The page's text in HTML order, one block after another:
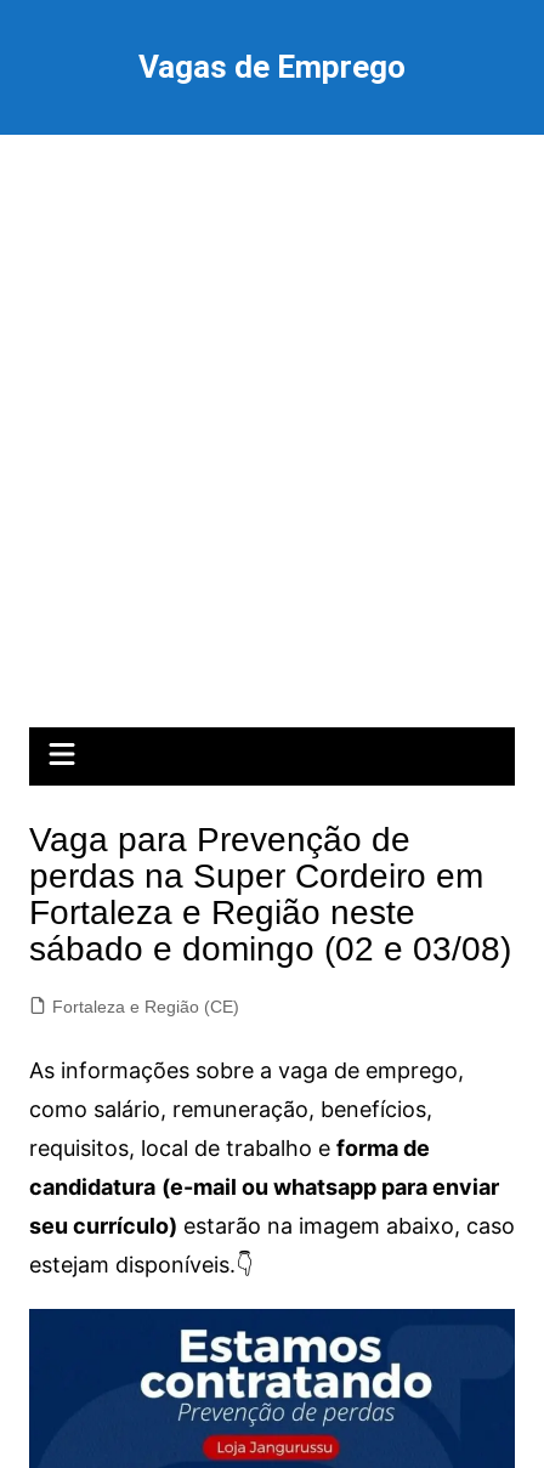
Vagas de Emprego
Vaga para Prevenção de
perdas na Super Cordeiro em
Fortaleza e Região neste
sábado e domingo (02 e 03/08)
Fortaleza e Região (CE)
As informações sobre a vaga de emprego,
como salário, remuneração, benefícios,
requisitos, local de trabalho e forma de
candidatura (e-mail ou whatsapp para enviar
seu currículo) estarão na imagem abaixo, caso
estejam disponíveis.👇